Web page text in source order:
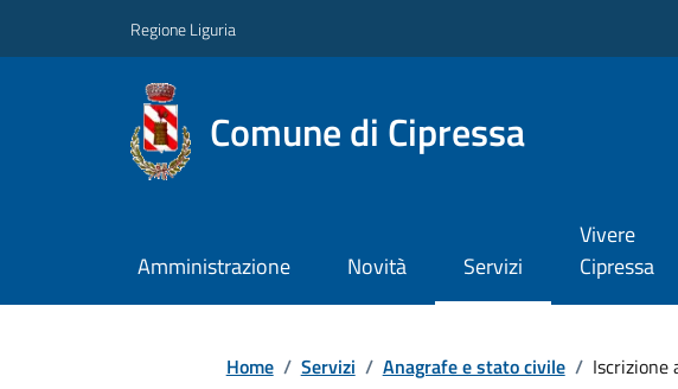
Regione Liguria
Comune di Cipressa
Amministrazione Novità Servizi
Vivere
Cipressa
Home / Servizi / Anagrafe e stato civile / Iscrizione